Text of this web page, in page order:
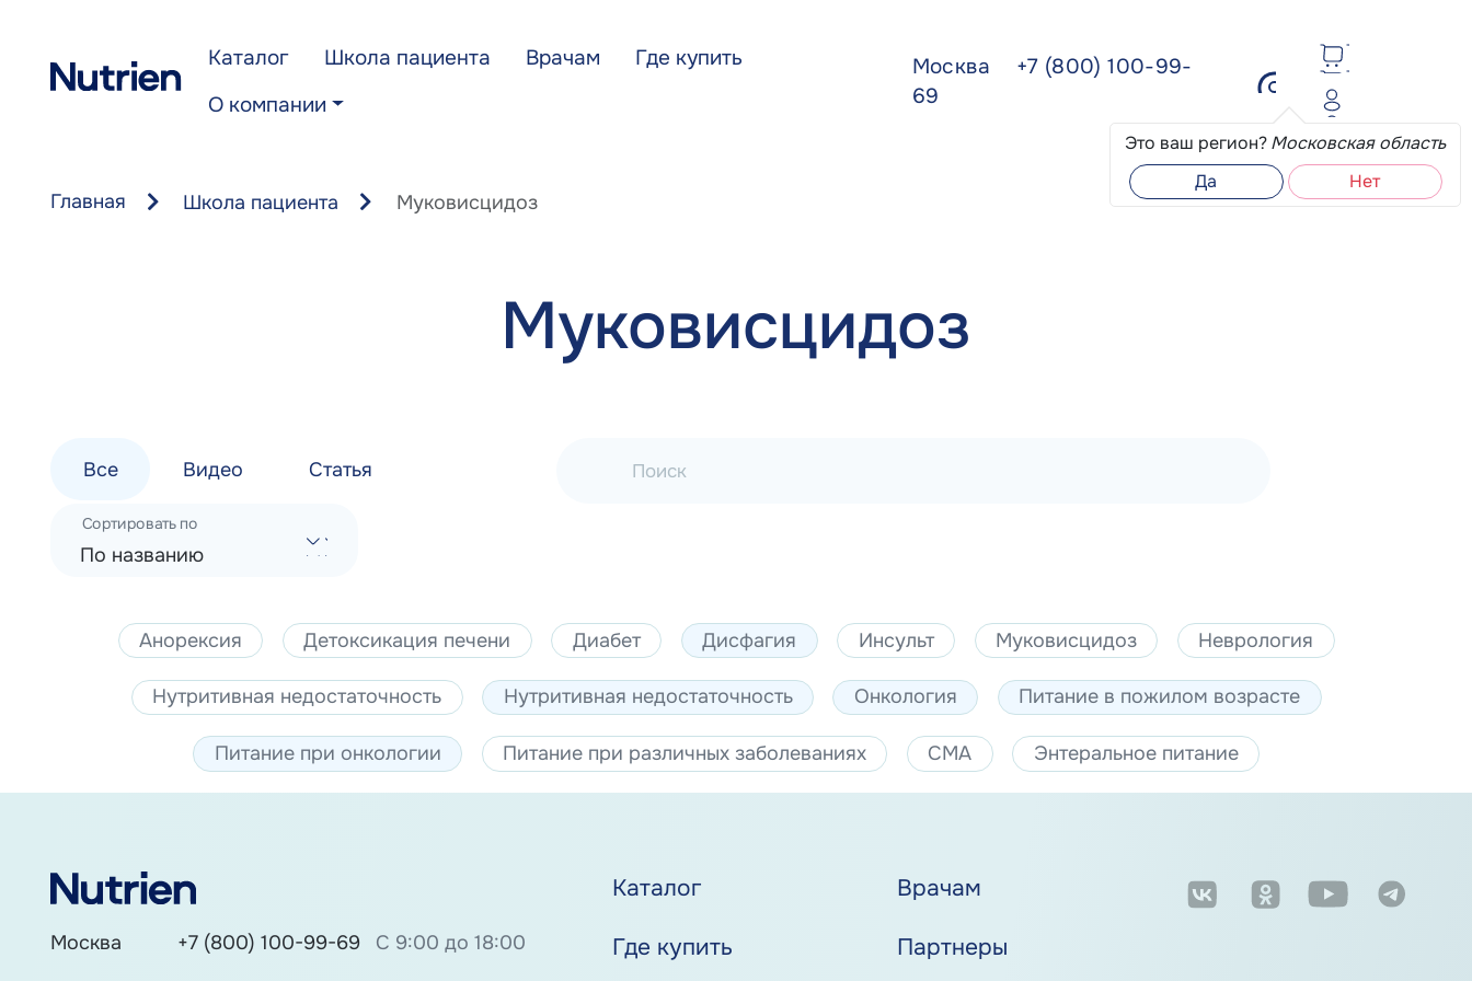
Каталог Школа пациента Врачам
Где купить
О компании
Москва
+7 (800) 100-99-
69
Это ваш регион?Московская область
Да
Нет
Главная Школа пациента Муковисцидоз
Муковисцидоз
Все Видео Статья Поиск
По названию
Сортировать по
Анорексия Детоксикация печени Диабет Дисфагия Инсульт Муковисцидоз Неврология
Нутритивная недостаточность Нутритивная недостаточность Онкология Питание в пожилом возрасте
Питание при онкологии Питание при различных заболеваниях СМА Энтеральное питание
Москва +7 (800) 100-99-69
С 9:00 до 18:00
Каталог Врачам
Где купить Партнеры